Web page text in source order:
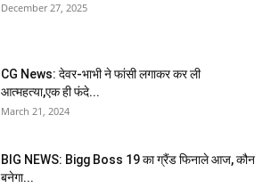
December 27, 2025
CG News: देवर-भाभी ने फांसी लगाकर कर ली
आत्महत्या,एक ही फंदे...
March 21, 2024
BIG NEWS: Bigg Boss 19 का ग्रैंड फिनाले आज, कौन
बनेगा...